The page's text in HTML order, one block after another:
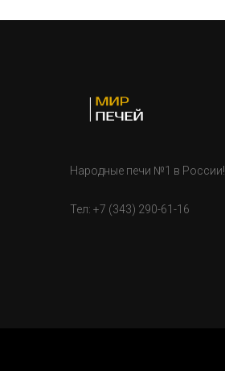
Народные печи №1 в России!
Тел: +7 (343) 290-61-16